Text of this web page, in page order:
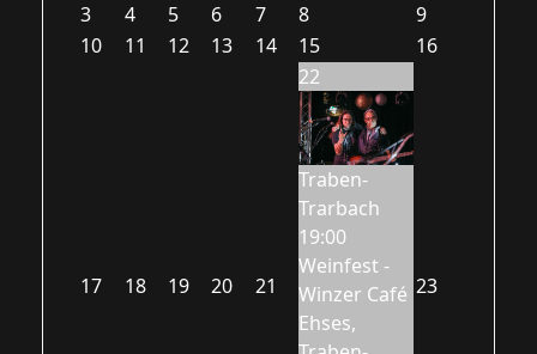
3
4 5 6 7 8
9
10
11 12 13 14 15 16
17 18 19 20 21
22
Traben-
Trarbach
19:00
Weinfest -
Winzer Café
Ehses,
23